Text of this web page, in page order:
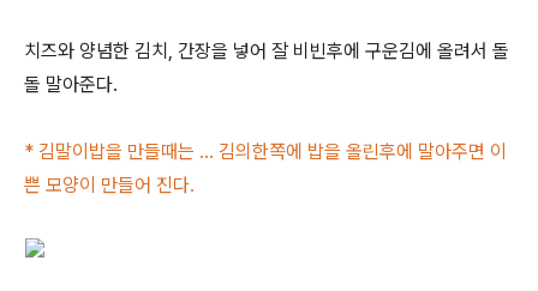
치즈와 양념한 김치, 간장을 넣어 잘 비빈후에 구운김에 올려서 돌
돌 말아준다.
* 김말이밥을 만들때는 ... 김의한쪽에 밥을 올린후에 말아주면 이
쁜 모양이 만들어 진다.